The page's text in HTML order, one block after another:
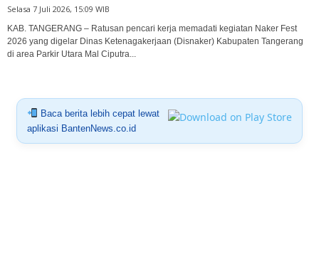
Selasa 7 Juli 2026, 15:09 WIB
KAB. TANGERANG – Ratusan pencari kerja memadati kegiatan Naker Fest
2026 yang digelar Dinas Ketenagakerjaan (Disnaker) Kabupaten Tangerang
di area Parkir Utara Mal Ciputra...
Baca berita lebih cepat lewat
aplikasi BantenNews.co.id